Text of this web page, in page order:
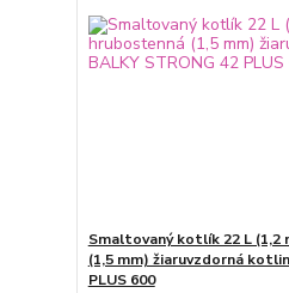
Smaltovaný kotlík 22 L (1,2
(1,5 mm) žiaruvzdorná
PLUS 600